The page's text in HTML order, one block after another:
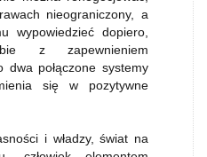
nieograniczony, a
wypowiedzieć dopiero,
z zapewnieniem
dwa połączone systemy
się w pozytywne
i władzy, świat na